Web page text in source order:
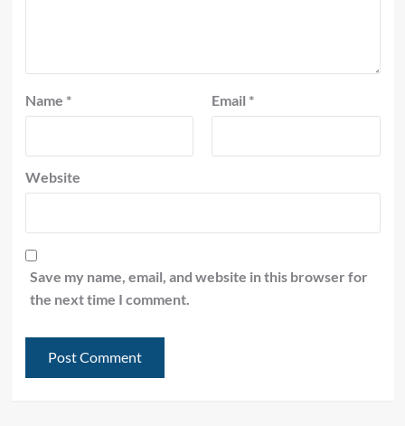
Name * Email *
Website
Save my name, email, and website in this browser for
the next time I comment.